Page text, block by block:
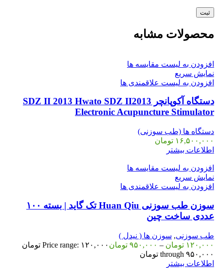
محصولات مشابه
افزودن به لیست مقایسه ها
نمایش سریع
افزودن به لیست علاقمندی ها
دستگاه آکوپانچر SDZ II 2013 Hwato SDZ II2013
Electronic Acupuncture Stimulator
دستگاه ها (طب سوزنی)
۱۶,۵۰۰,۰۰۰ تومان
اطلاعات بیشتر
افزودن به لیست مقایسه ها
نمایش سریع
افزودن به لیست علاقمندی ها
سوزن طب سوزنی Huan Qiu تک گاید | بسته ۱۰۰
عددی ساخت چین
طب سوزنی, سوزن ها ( نیدل )
۱۲۰,۰۰۰ تومان – ۹۵۰,۰۰۰ تومان
Price range: ۱۲۰,۰۰۰ تومان
through ۹۵۰,۰۰۰ تومان
اطلاعات بیشتر